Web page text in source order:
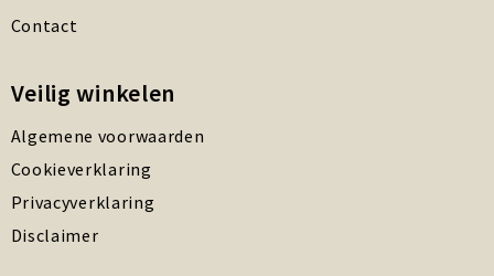
Contact
Veilig winkelen
Algemene voorwaarden
Cookieverklaring
Privacyverklaring
Disclaimer